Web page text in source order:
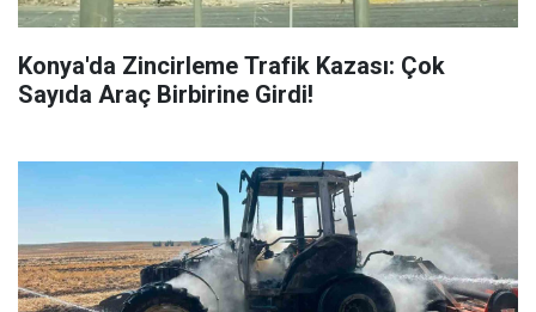
Konya'da Zincirleme Trafik Kazası: Çok
Sayıda Araç Birbirine Girdi!